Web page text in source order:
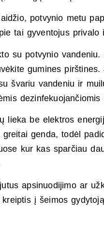
potvynio metu
tai gyventojus
su potvynio
gumines
švariu vandeniu ir
dezinfekuojančiomis
lieka be elektros
genda, todėl
kur kas sparčiau
apsinuodijimo ar
į šeimos